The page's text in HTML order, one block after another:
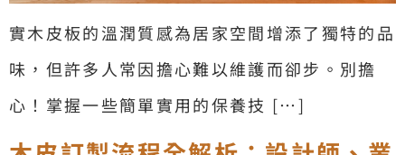
實木皮板的溫潤質感為居家空間增添了獨特的品
味，但許多人常因擔心難以維護而卻步。別擔
心！掌握一些簡單實用的保養技 […]